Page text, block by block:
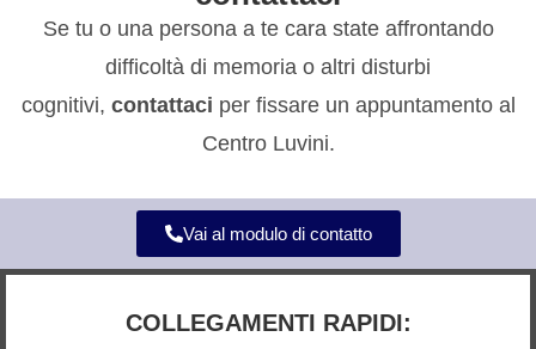
Se tu o una persona a te cara state affrontando
difficoltà di memoria o altri disturbi
cognitivi, contattaci per fissare un appuntamento al
Centro Luvini.
Vai al modulo di contatto
COLLEGAMENTI RAPIDI: